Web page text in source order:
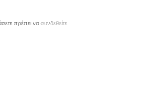
πρέπει να συνδεθείτε